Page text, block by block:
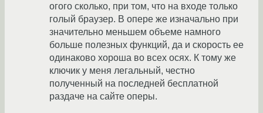
огого сколько, при том, что на входе только
голый браузер. В опере же изначально при
значительно меньшем объеме намного
больше полезных функций, да и скорость ее
одинаково хороша во всех осях. К тому же
ключик у меня легальный, честно
полученный на последней бесплатной
раздаче на сайте оперы.